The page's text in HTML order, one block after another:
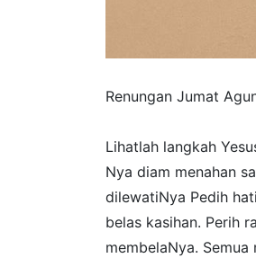
Renungan Jumat
Lihatlah langkah
Nya diam menahan
dilewatiNya Pedih
belas kasihan. Perih
membelaNya.